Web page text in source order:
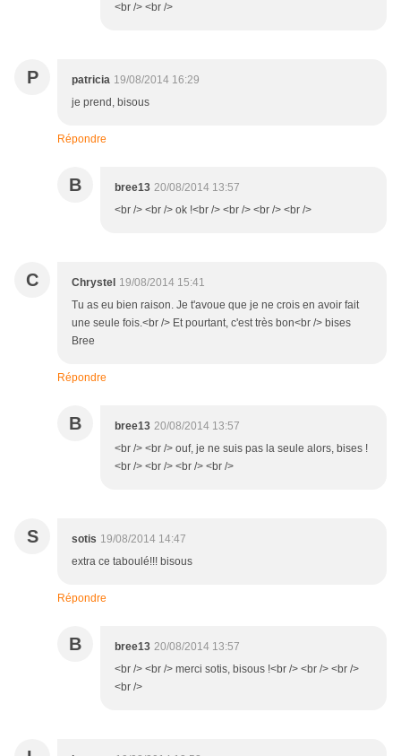
<br /> <br />
P patricia 19/08/2014 16:29
je prend, bisous
Répondre
B bree13 20/08/2014 13:57
<br /> <br /> ok !<br /> <br /> <br /> <br />
C Chrystel 19/08/2014 15:41
Tu as eu bien raison. Je t'avoue que je ne crois en avoir fait
une seule fois.<br /> Et pourtant, c'est très bon<br /> bises
Bree
Répondre
B bree13 20/08/2014 13:57
<br /> <br /> ouf, je ne suis pas la seule alors, bises !
<br /> <br /> <br /> <br />
S sotis 19/08/2014 14:47
extra ce taboulé!!! bisous
Répondre
B bree13 20/08/2014 13:57
<br /> <br /> merci sotis, bisous !<br /> <br /> <br />
<br />